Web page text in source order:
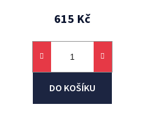
615 Kč
DO KOŠÍKU